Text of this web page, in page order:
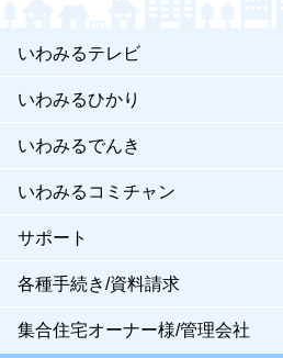
いわみるテレビ
いわみるひかり
いわみるでんき
いわみるコミチャン
サポート
各種手続き/資料請求
集合住宅オーナー様/管理会社